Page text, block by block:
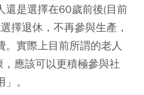
還是選擇在60歲前後(目前
擇退休，不再參與生產，
實際上目前所謂的老人
應該可以更積極參與社
。